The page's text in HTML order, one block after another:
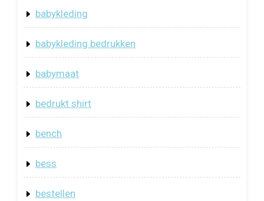
babykleding
babykleding bedrukken
babymaat
bedrukt shirt
bench
bess
bestellen